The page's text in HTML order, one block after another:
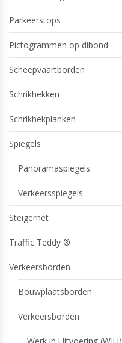
Parkeerstops
Pictogrammen op dibond
Scheepvaartborden
Schrikhekken
Schrikhekplanken
Spiegels
Panoramaspiegels
Verkeersspiegels
Steigernet
Traffic Teddy ®
Verkeersborden
Bouwplaatsborden
Verkeersborden